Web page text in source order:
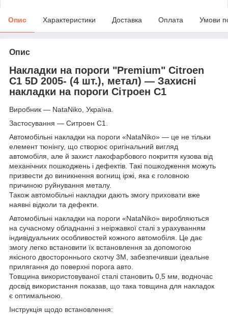
Опис Характеристики Доставка Оплата Умови
Опис
Накладки на пороги "Premium" Citroen
C1 5D 2005- (4 шт.), метал) — Захисні
накладки на пороги Сітроен С1
Виробник — NataNiko, Україна.
Застосування — Ситроен С1.
Автомобільні накладки на пороги «NataNiko» — це не тільки
елемент тюнінгу, що створює оригінальний вигляд
автомобіля, але й захист лакофарбового покриття кузова від
механічних пошкоджень і дефектів. Такі пошкодження можуть
призвести до виникнення вогнищ іржі, яка є головною
причиною руйнування металу.
Також автомобільні накладки дають змогу приховати вже
наявні відколи та дефекти.
Автомобільні накладки на пороги «NataNiko» виробляються
на сучасному обладнанні з неіржавкої сталі з урахуванням
індивідуальних особливостей кожного автомобіля. Це дає
змогу легко встановити їх встановлення за допомогою
якісного двостороннього скотчу 3M, забезпечивши ідеальне
прилягання до поверхні порога авто.
Товщина використовуваної сталі становить 0,5 мм, водночас
досвід використання показав, що така товщина для накладок
є оптимальною.
Інструкція щодо встановлення: